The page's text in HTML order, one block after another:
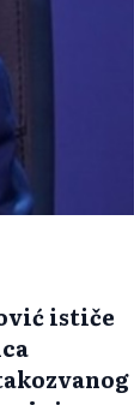
ističe